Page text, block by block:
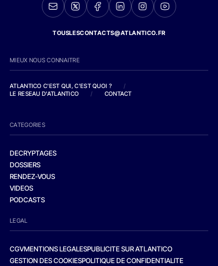
TOUSLESCONTACTS@ATLANTICO.FR
MIEUX NOUS CONNAITRE
ATLANTICO C'EST QUI, C'EST QUOI ?
/
LE RESEAU D'ATLANTICO
/ CONTACT
CATEGORIES
DECRYPTAGES
DOSSIERS
RENDEZ-VOUS
VIDEOS
PODCASTS
LEGAL
CGVMENTIONS LEGALESPUBLICITE SUR ATLANTICO
GESTION DES COOKIESPOLITIQUE DE CONFIDENTIALITE